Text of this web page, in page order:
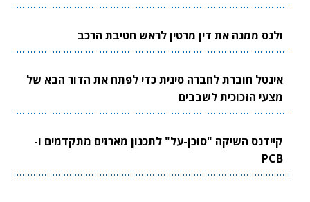
ולנס ממנה את דין מרטין לראש חטיבת הרכב
אינטל חוברת לחברה סינית כדי לפתח את הדור הבא של
מצעי הזכוכית לשבבים
קיידנס השיקה "סוכן-על" לתכנון מארזים מתקדמים ו-
PCB